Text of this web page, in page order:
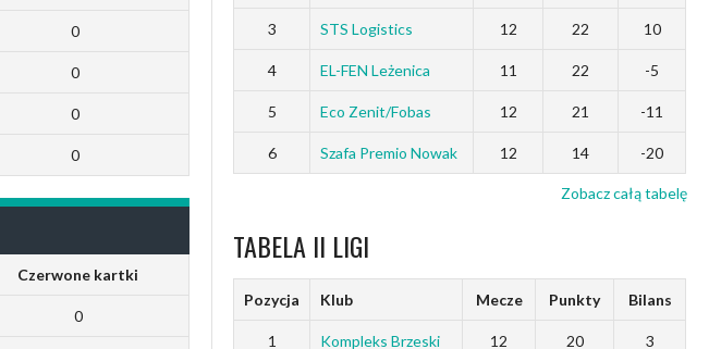
0
0
0
0
Czerwone kartki
0
3 STS Logistics 12 22 10
4 EL-FEN Leżenica 11 22 -5
5 Eco Zenit/Fobas 12 21 -11
6 Szafa Premio Nowak 12 14 -20
Zobacz całą tabelę
TABELA II LIGI
Pozycja Klub Mecze Punkty Bilans
1 Kompleks Brzeski 12 20 3